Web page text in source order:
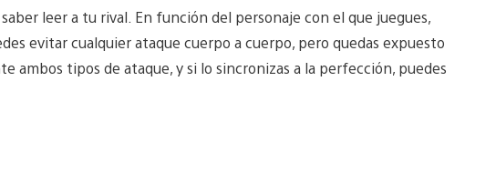
leer a tu rival. En función del personaje con el que juegues,
evitar cualquier ataque cuerpo a cuerpo, pero quedas expuesto
ambos tipos de ataque, y si lo sincronizas a la perfección, puedes